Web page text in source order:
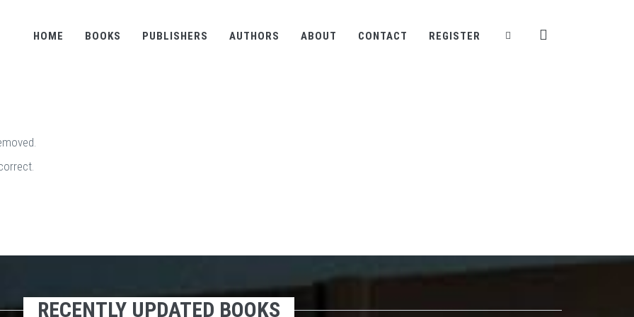
HOME BOOKS PUBLISHERS AUTHORS ABOUT CONTACT REGISTER
RECENTLY UPDATED BOOKS